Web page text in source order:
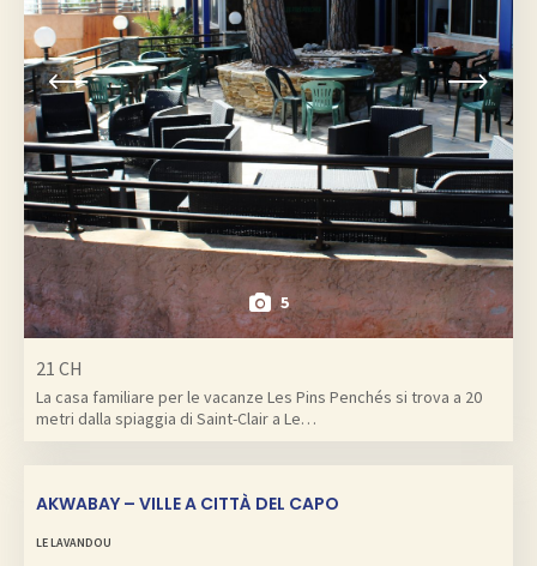
5
21 CH
La casa familiare per le vacanze Les Pins Penchés si trova a 20
metri dalla spiaggia di Saint-Clair a Le…
AKWABAY – VILLE A CITTÀ DEL CAPO
LE LAVANDOU